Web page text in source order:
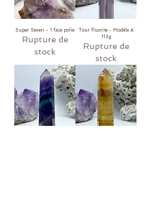
Super Seven - 1 face polie
Rupture de
stock
Tour fluorite - Modèle A
113g
Rupture de
stock